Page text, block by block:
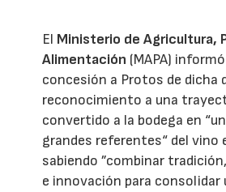
El Ministerio de Agricultura,
Alimentación (MAPA)
concesión a Protos de dicha
reconocimiento a una
convertido a la bodega en
grandes referentes“ del vino
sabiendo ”combinar
e innovación para consolidar